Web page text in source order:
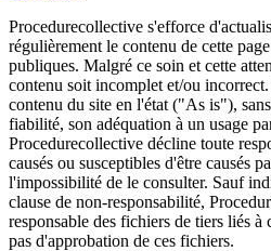
Procedurecollective s'efforce
régulièrement le contenu de cette
publiques. Malgré ce soin et cette
contenu soit incomplet et/ou
contenu du site en l'état ("As is"),
fiabilité, son adéquation à un usage
Procedurecollective décline toute
causés ou susceptibles d'être causés
l'impossibilité de le consulter. Sauf
clause de non-responsabilité,
responsable des fichiers de tiers liés
pas d'approbation de ces fichiers.